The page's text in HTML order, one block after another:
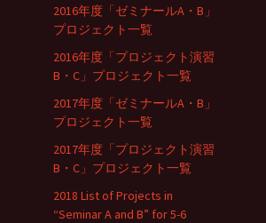
2016年度「ゼミナールA・B」
プロジェクト一覧
2016年度「プロジェクト演習
B・C」プロジェクト一覧
2017年度「ゼミナールA・B」
プロジェクト一覧
2017年度「プロジェクト演習
B・C」プロジェクト一覧
2018 List of Projects in
“Seminar A and B” for 5-6